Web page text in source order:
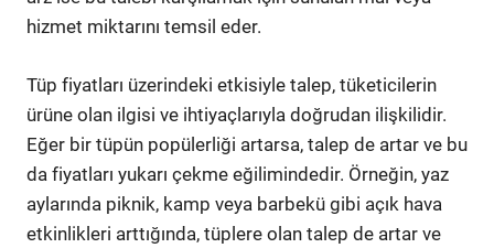
hizmet miktarını temsil eder.
Tüp fiyatları üzerindeki etkisiyle talep, tüketicilerin
ürüne olan ilgisi ve ihtiyaçlarıyla doğrudan ilişkilidir.
Eğer bir tüpün popülerliği artarsa, talep de artar ve bu
da fiyatları yukarı çekme eğilimindedir. Örneğin, yaz
aylarında piknik, kamp veya barbekü gibi açık hava
etkinlikleri arttığında, tüplere olan talep de artar ve